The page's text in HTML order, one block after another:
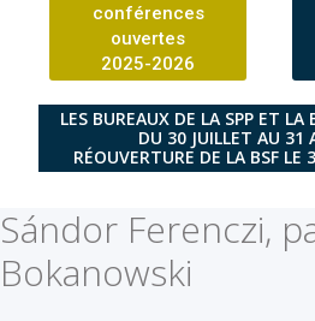
conférences
ouvertes
2025-2026
LES BUREAUX DE LA SPP ET LA
DU 30 JUILLET AU 31
RÉOUVERTURE DE LA BSF LE
Sándor Ferenczi,
Bokanowski